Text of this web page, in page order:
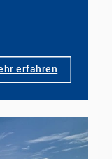
erfahren